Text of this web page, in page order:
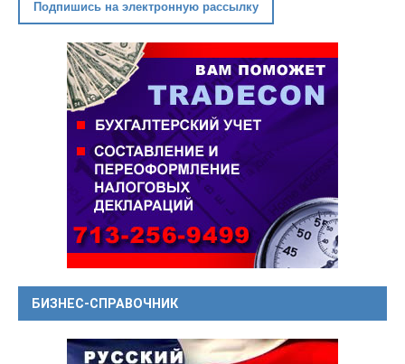
Подпишись на электронную рассылку
БИЗНЕС-СПРАВОЧНИК